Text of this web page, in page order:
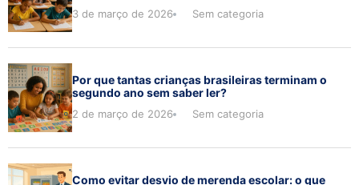
3 de março de 2026 Sem categoria
Por que tantas crianças brasileiras terminam o
segundo ano sem saber ler?
2 de março de 2026 Sem categoria
Como evitar desvio de merenda escolar: o que